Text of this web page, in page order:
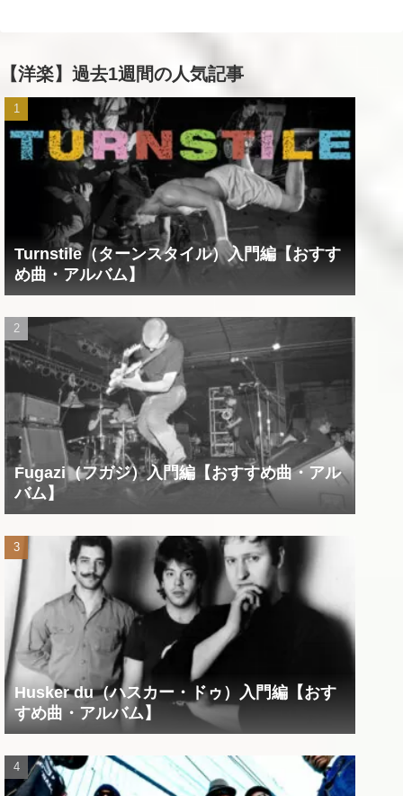
【洋楽】過去1週間の人気記事
Turnstile（ターンスタイル）入門編【おすす
め曲・アルバム】
Fugazi（フガジ）入門編【おすすめ曲・アル
バム】
Husker du（ハスカー・ドゥ）入門編【おす
すめ曲・アルバム】